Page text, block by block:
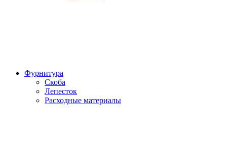
Фурнитура
Скоба
Лепесток
Расходные материалы